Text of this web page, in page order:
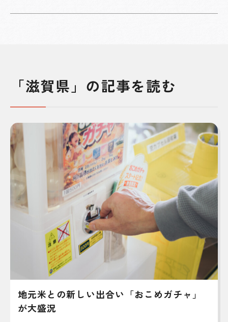
「滋賀県」の記事を読む
地元米との新しい出合い「おこめガチャ」
が大盛況